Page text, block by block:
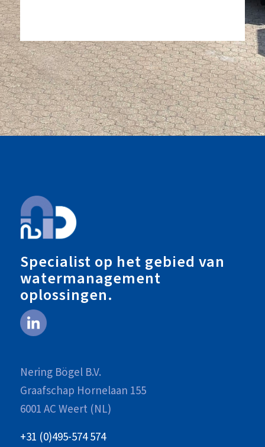
Specialist op het gebied van
watermanagement
oplossingen.
Nering Bögel B.V.
Graafschap Hornelaan 155
6001 AC Weert (NL)
+31 (0)495-574 574